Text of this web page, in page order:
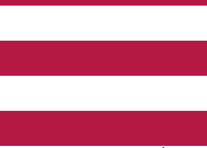
Mulți oameni cred că zborul cu
condiții de vânt slabe sau fără vânt. În
Facem semn oamenilor de
grupuri sau la diferite evenimente
de iarnă este mai spectaculos:
mai înalt decât vara • La înălțime este